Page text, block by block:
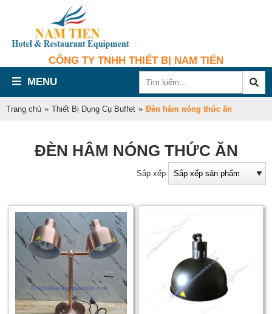
CÔNG TY TNHH THIẾT BỊ NAM TIẾN
MENU
Trang chủ » Thiết Bị Dụng Cụ Buffet » Đèn hâm nóng thức ăn
ĐÈN HÂM NÓNG THỨC ĂN
Sắp xếp